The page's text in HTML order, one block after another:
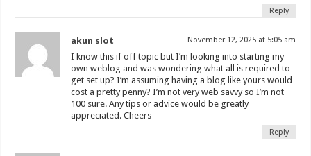
Reply
akun slot November 12, 2025 at 5:05 am
I know this if off topic but I’m looking into starting my
own weblog and was wondering what all is required to
get set up? I’m assuming having a blog like yours would
cost a pretty penny? I’m not very web savvy so I’m not
100 sure. Any tips or advice would be greatly
appreciated. Cheers
Reply